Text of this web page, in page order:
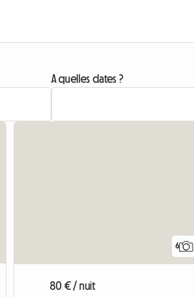
A quelles dates ?
6
80 € / nuit